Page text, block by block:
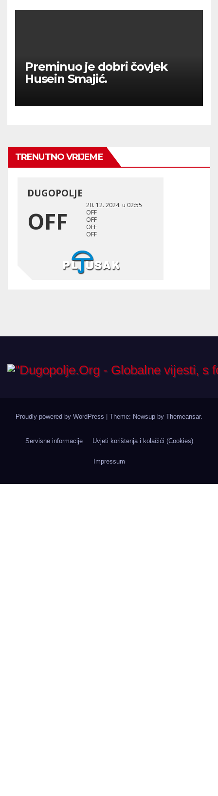
Preminuo je dobri čovjek
Husein Smajić.
TRENUTNO VRIJEME
Proudly powered by WordPress | Theme: Newsup by Themeansar.
Servisne informacije Uvjeti korištenja i kolačići (Cookies)
Impressum